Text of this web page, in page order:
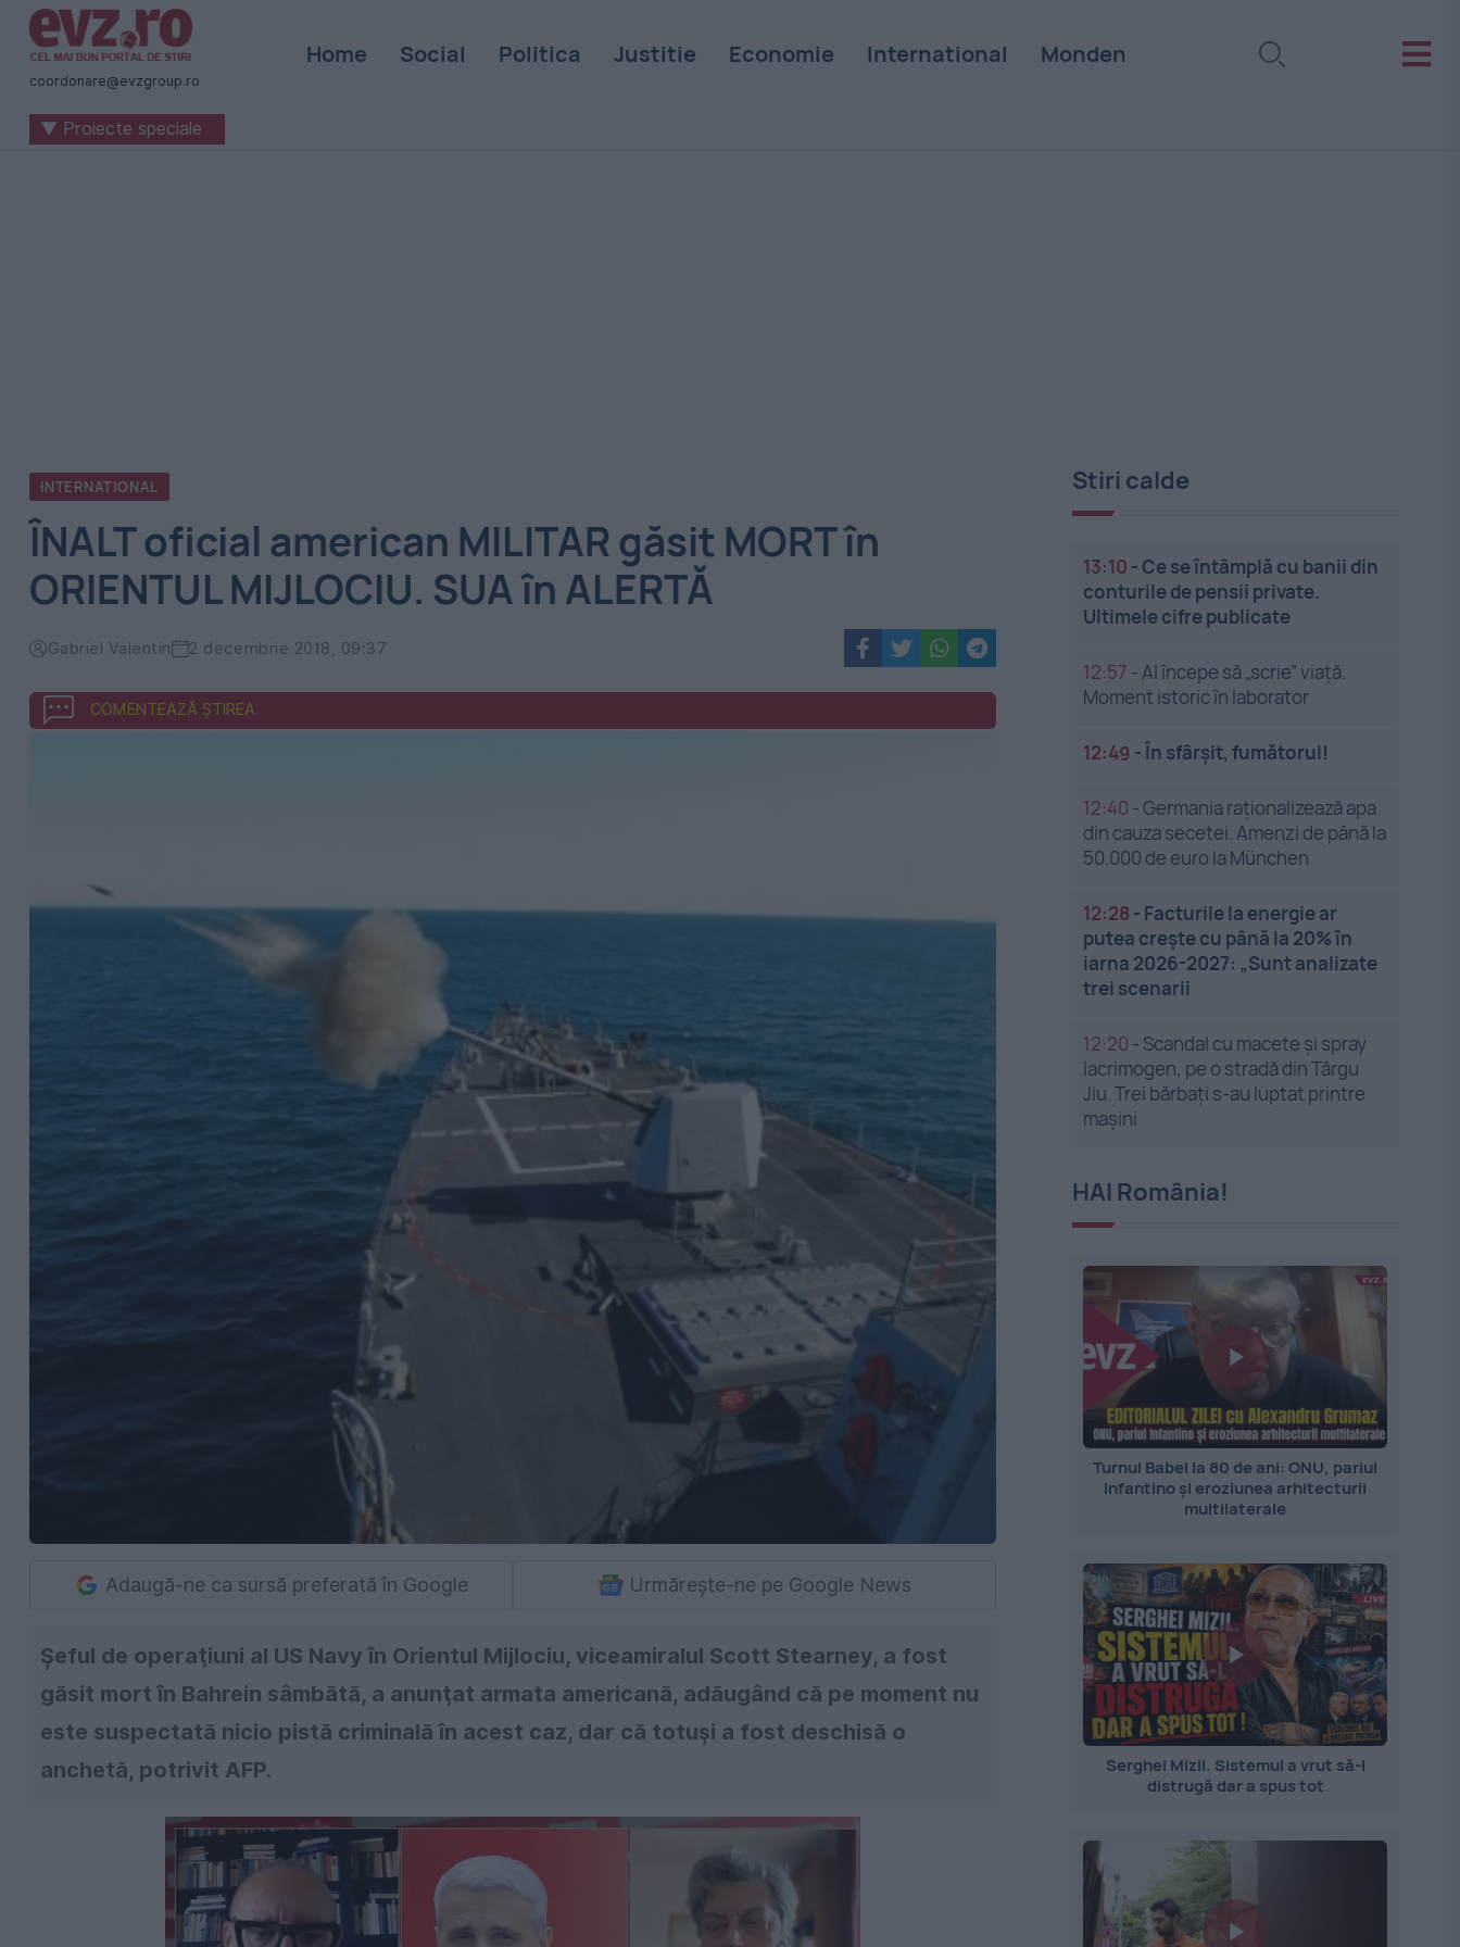
Știri
naționale
internaționale
coordonare@evzgroup.ro
Home Social Politica Justitie Economie International Monden
▼ Proiecte speciale
INTERNATIONAL
ÎNALT oficial american MILITAR găsit MORT în
ORIENTUL MIJLOCIU. SUA în ALERTĂ
Gabriel Valentin 2 decembrie 2018, 09:37
COMENTEAZĂ ȘTIREA
Adaugă-ne ca sursă preferată în Google Urmărește-ne pe Google News
Şeful de operaţiuni al US Navy în Orientul Mijlociu, viceamiralul Scott Stearney, a fost
găsit mort în Bahrein sâmbătă, a anunţat armata americană, adăugând că pe moment nu
este suspectată nicio pistă criminală în acest caz, dar că totuşi a fost deschisă o
anchetă, potrivit AFP.
Stiri calde
13:10 -Ce se întâmplă cu banii din
conturile de pensii private.
Ultimele cifre publicate
12:57 -AI începe să „scrie” viață.
Moment istoric în laborator
12:49 -În sfârșit, fumătorul!
12:40 -Germania raționalizează apa
din cauza secetei. Amenzi de până la
50.000 de euro la München
12:28 - Facturile la energie ar
putea crește cu până la 20% în
iarna 2026-2027: „Sunt analizate
trei scenarii
12:20 - Scandal cu macete și spray
lacrimogen, pe o stradă din Târgu
Jiu. Trei bărbați s-au luptat printre
mașini
HAI România!
Turnul Babel la 80 de ani: ONU, pariul
Infantino și eroziunea arhitecturii
multilaterale
Serghei Mizil. Sistemul a vrut să-l
distrugă dar a spus tot